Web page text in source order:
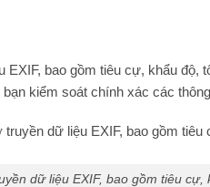
EXIF, bao gồm tiêu cự, khẩu
kiểm soát chính xác các
dữ liệu EXIF, bao gồm tiêu